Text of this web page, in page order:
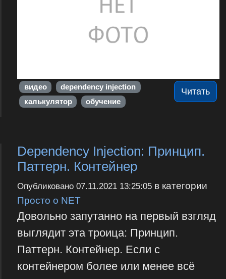
Читать
видео
dependency injection
калькулятор
обучение
Dependency Injection: Принцип.
Паттерн. Контейнер
Опубликовано 07.11.2021 13:25:05в категории
Просто о NET
Довольно запутанно на первый взгляд
выглядит эта троица: Принцип.
Паттерн. Контейнер. Если с
контейнером более или менее всё